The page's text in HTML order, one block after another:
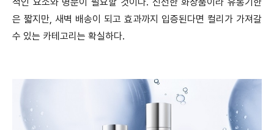
은 짧지만, 새벽 배송이 되고 효과까지 입증된다면 컬리가 가져갈
수 있는 카테고리는 확실하다.